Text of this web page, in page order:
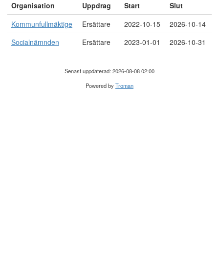
Organisation Uppdrag Start
Slut
Kommunfullmäktige
Ersättare 2022-10-15
2026-10-14
Socialnämnden
Ersättare 2023-01-01 2026-10-31
Senast uppdaterad: 2026-08-08 02:00
Powered byTroman